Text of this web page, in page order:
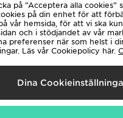
Levererar Till
Sverige
på ”Acceptera alla cookies”
på din enhet för att
vår hemsida, för att vi ska
och i stödjandet av vår
preferenser när som helst i
Läs vår Cookiepolicy här.
Dina